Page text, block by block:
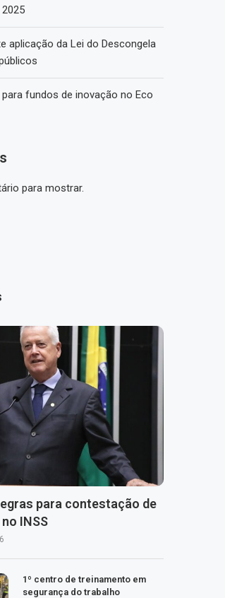
aplicação da Lei do Descongela
fundos de inovação no Eco
para mostrar.
para contestação de
INSS
1º centro de treinamento em
segurança do trabalho